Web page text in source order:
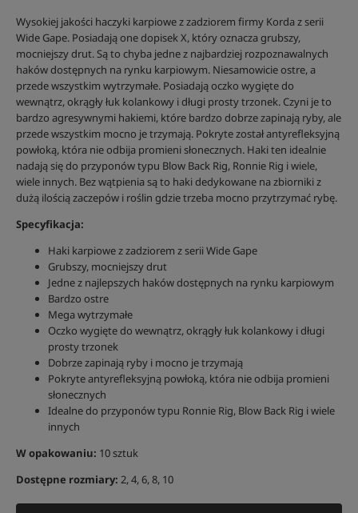
Wysokiej jakości haczyki karpiowe z zadziorem firmy Korda z serii
Wide Gape. Posiadają one dopisek X, który oznacza grubszy,
mocniejszy drut. Są to chyba jedne z najbardziej rozpoznawalnych
haków dostępnych na rynku karpiowym. Niesamowicie ostre, a
przede wszystkim wytrzymałe. Posiadają oczko wygięte do
wewnątrz, okrągły łuk kolankowy i długi prosty trzonek. Czyni je to
bardzo agresywnymi hakiemi, które bardzo dobrze zapinają ryby, ale
przede wszystkim mocno je trzymają. Pokryte został antyrefleksyjną
powłoką, która nie odbija promieni słonecznych. Haki ten idealnie
nadają się do przyponów typu Blow Back Rig, Ronnie Rig i wiele,
wiele innych. Bez wątpienia są to haki dedykowane na zbiorniki z
dużą ilością zaczepów i roślin gdzie trzeba mocno przytrzymać rybę.
Specyfikacja:
Haki karpiowe z zadziorem z serii Wide Gape
Grubszy, mocniejszy drut
Jedne z najlepszych haków dostępnych na rynku karpiowym
Bardzo ostre
Mega wytrzymałe
Oczko wygięte do wewnątrz, okrągły łuk kolankowy i długi
prosty trzonek
Dobrze zapinają ryby i mocno je trzymają
Pokryte antyrefleksyjną powłoką, która nie odbija promieni
słonecznych
Idealne do przyponów typu Ronnie Rig, Blow Back Rig i wiele
innych
W opakowaniu: 10 sztuk
Dostępne rozmiary: 2, 4, 6, 8, 10